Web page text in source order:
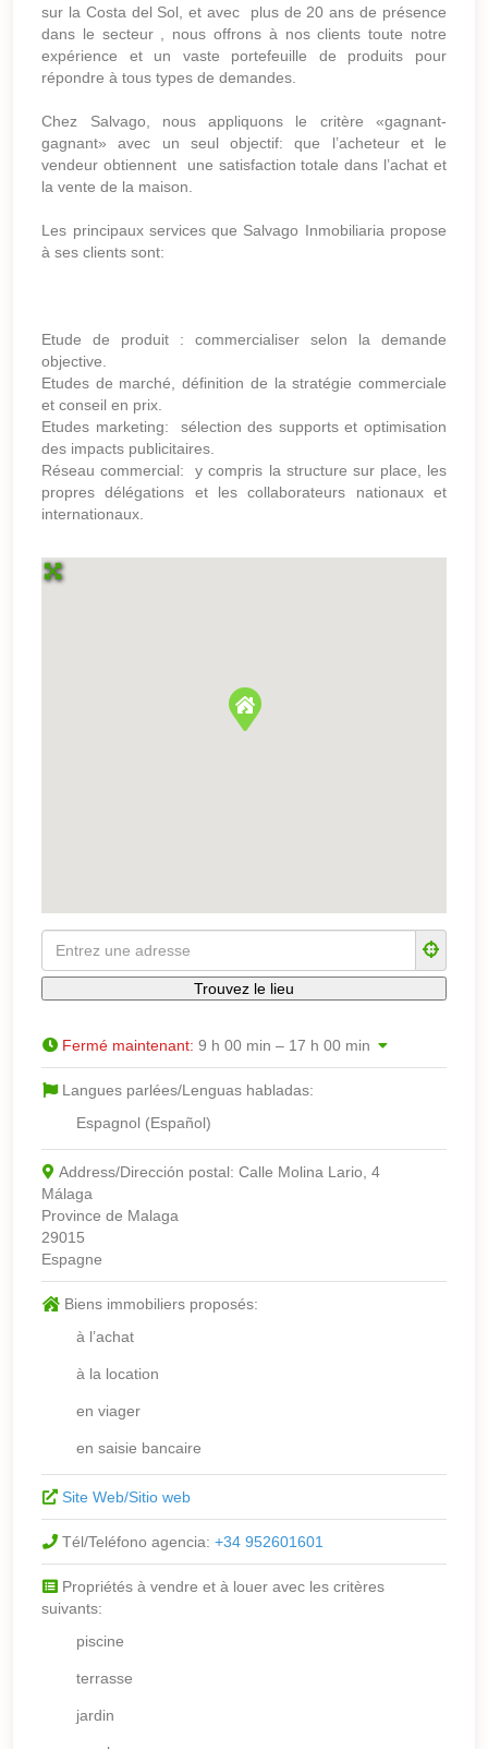
sur la Costa del Sol, et avec plus de 20 ans de présence
dans le secteur , nous offrons à nos clients toute notre
expérience et un vaste portefeuille de produits pour
répondre à tous types de demandes.
Chez Salvago, nous appliquons le critère «gagnant-
gagnant» avec un seul objectif: que l’acheteur et le
vendeur obtiennent une satisfaction totale dans l’achat et
la vente de la maison.
Les principaux services que Salvago Inmobiliaria propose
à ses clients sont:
Etude de produit : commercialiser selon la demande
objective.
Etudes de marché, définition de la stratégie commerciale
et conseil en prix.
Etudes marketing: sélection des supports et optimisation
des impacts publicitaires.
Réseau commercial: y compris la structure sur place, les
propres délégations et les collaborateurs nationaux et
internationaux.
Fermé maintenant: 9 h 00 min – 17 h 00 min
Langues parlées/Lenguas habladas:
Espagnol (Español)
Address/Dirección postal: Calle Molina Lario, 4
Málaga
Province de Malaga
29015
Espagne
Biens immobiliers proposés:
à l’achat
à la location
en viager
en saisie bancaire
Site Web/Sitio web
Tél/Teléfono agencia: +34 952601601
Propriétés à vendre et à louer avec les critères
suivants:
piscine
terrasse
jardin